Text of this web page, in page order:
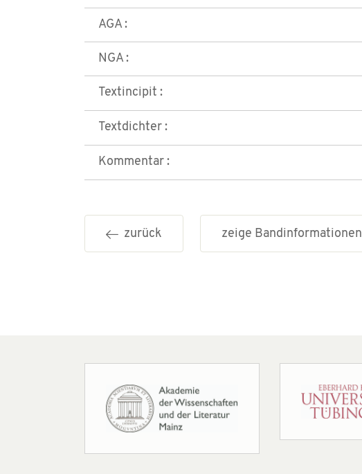
AGA :
NGA :
Textincipit :
Textdichter :
Kommentar :
zurück zeige Bandinformationen